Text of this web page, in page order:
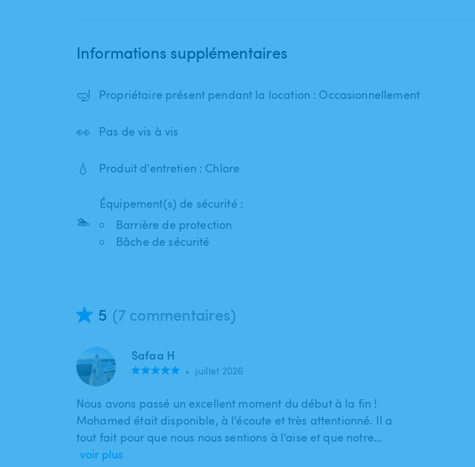
Informations supplémentaires
🤿 Propriétaire présent pendant la location : Occasionnellement
👀 Pas de vis à vis
💧 Produit d'entretien : Chlore
🏊
Équipement(s) de sécurité :
Barrière de protection
Bâche de sécurité
5 (7 commentaires)
Safaa H
• juillet 2026
Nous avons passé un excellent moment du début à la fin !
Mohamed était disponible, à l’écoute et très attentionné. Il a
tout fait pour que nous nous sentions à l’aise et que notre…
voir plus